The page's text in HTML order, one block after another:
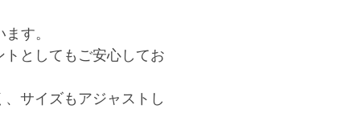
す。
としてもご安心してお
サイズもアジャストし